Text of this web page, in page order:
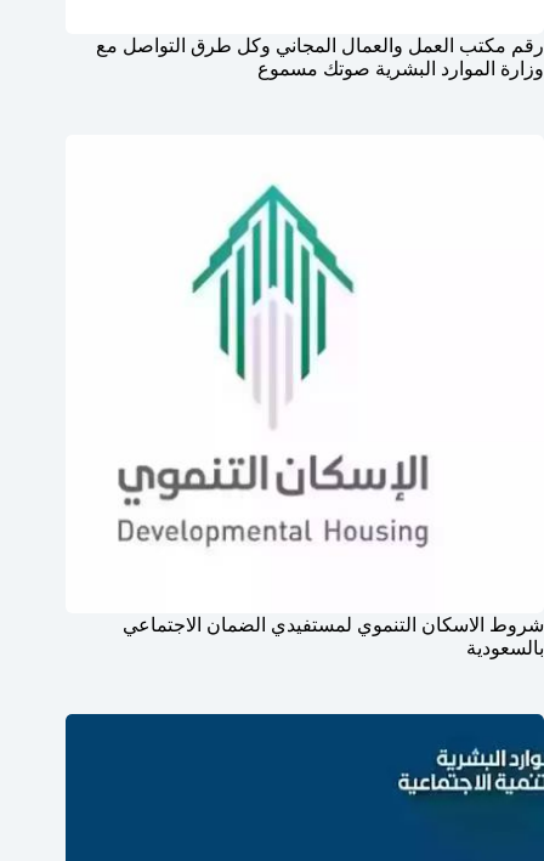
رقم مكتب العمل والعمال المجاني وكل طرق التواصل مع
وزارة الموارد البشرية صوتك مسموع
شروط الاسكان التنموي لمستفيدي الضمان الاجتماعي
بالسعودية